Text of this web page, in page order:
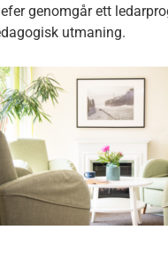
genomgår ett
utmaning.